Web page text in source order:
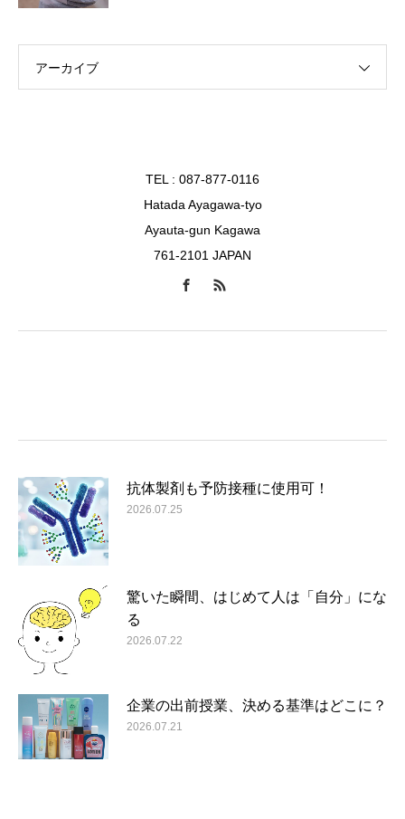
アーカイブ
TEL : 087-877-0116
Hatada Ayagawa-tyo
Ayauta-gun Kagawa
761-2101 JAPAN
抗体製剤も予防接種に使用可！
2026.07.25
驚いた瞬間、はじめて人は「自分」にな
る
2026.07.22
企業の出前授業、決める基準はどこに？
2026.07.21